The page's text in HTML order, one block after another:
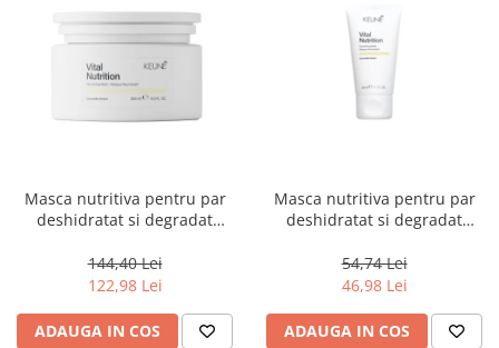
Masca nutritiva pentru par
deshidratat si degradat
Mask, 250 ml
144,40 Lei
122,98 Lei
ADAUGA IN COS
Masca nutritiva pentru par
deshidratat si degradat
Mask, 50 ml
54,74 Lei
46,98 Lei
ADAUGA IN COS